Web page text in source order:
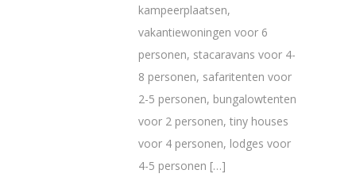
kampeerplaatsen,
vakantiewoningen voor 6
personen, stacaravans voor 4-
8 personen, safaritenten voor
2-5 personen, bungalowtenten
voor 2 personen, tiny houses
voor 4 personen, lodges voor
4-5 personen […]